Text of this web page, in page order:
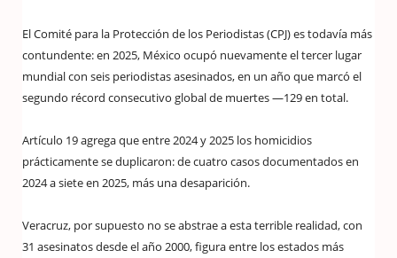
El Comité para la Protección de los Periodistas (CPJ) es todavía más
contundente: en 2025, México ocupó nuevamente el tercer lugar
mundial con seis periodistas asesinados, en un año que marcó el
segundo récord consecutivo global de muertes —129 en total.
Artículo 19 agrega que entre 2024 y 2025 los homicidios
prácticamente se duplicaron: de cuatro casos documentados en
2024 a siete en 2025, más una desaparición.
Veracruz, por supuesto no se abstrae a esta terrible realidad, con
31 asesinatos desde el año 2000, figura entre los estados más